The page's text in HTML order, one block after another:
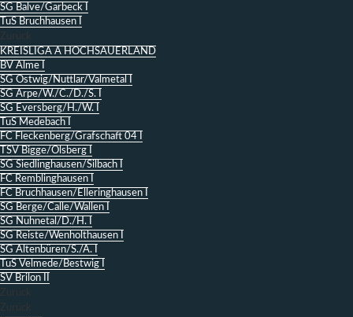
SG Balve/Garbeck I
TuS Bruchhausen I
Zurück
KREISLIGA A HOCHSAUERLAND
BV Alme I
SG Ostwig/Nuttlar/Valmetal I
SG Arpe/W./C./D./S. I
SG Eversberg/H./W. I
TuS Medebach I
FC Fleckenberg/Grafschaft 04 I
TSV Bigge/Olsberg I
SG Siedlinghausen/Silbach I
FC Remblinghausen I
FC Bruchhausen/Elleringhausen I
SG Berge/Calle/Wallen I
SG Nuhnetal/D./H. I
SG Reiste/Wenholthausen I
SG Altenbüren/S./A. I
TuS Velmede/Bestwig I
SV Brilon II
Zurück
Zurück